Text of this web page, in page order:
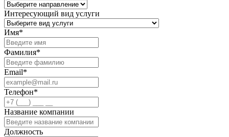
Интересующий вид услуги
Имя*
Фамилия*
Email*
Телефон*
Название компании
Должность